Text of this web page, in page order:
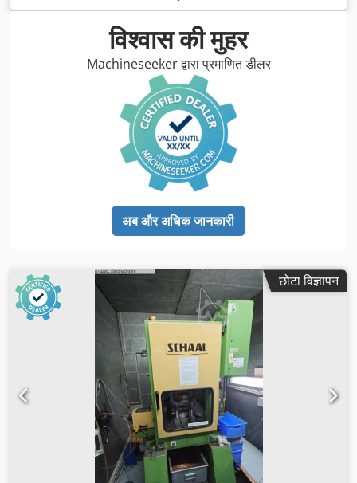
विश्वास की मुहर
Machineseeker द्वारा प्रमाणित डीलर
अब और अधिक जानकारी
छोटा विज्ञापन